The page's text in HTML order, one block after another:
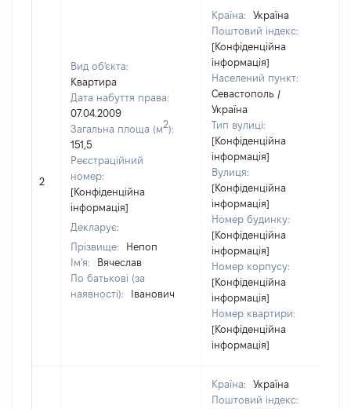
2
Вид об'єкта:
Квартира
Дата набуття права:
07.04.2009
Загальна площа (м2):
151,5
Реєстраційний
номер:
[Конфіденційна
інформація]
Декларує:
Прізвище:
Непоп
Ім'я:
Вячеслав
По батькові (за
наявності):
Іванович
Країна:
Україна
Поштовий індекс:
[Конфіденційна
інформація]
Населений пункт:
Севастополь /
Україна
Тип вулиці:
[Конфіденційна
інформація]
Вулиця:
[Конфіденційна
інформація]
Номер будинку:
[Конфіденційна
інформація]
Номер корпусу:
[Конфіденційна
інформація]
Номер квартири:
[Конфіденційна
інформація]
Країна:
Україна
Поштовий індекс: